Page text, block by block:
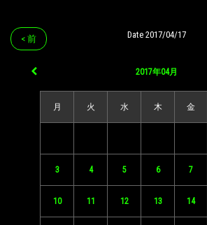
< 前 Date 2017/04/17
2017年04月
月 火 水 木 金
3 4 5 6 7
10 11 12 13 14